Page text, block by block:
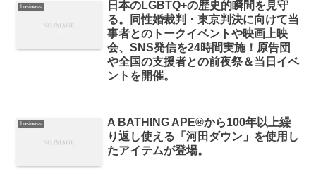
business
日本のLGBTQ+の歴史的瞬間を見守
る。同性婚裁判・東京判決に向けて当
事者とのトークイベントや映画上映
会、SNS発信を24時間実施！原告団
や全国の支援者との前夜祭＆当日イベ
ントを開催。
business
A BATHING APE®︎から100年以上繰
り返し使える「河田ダウン」を使用し
たアイテムが登場。